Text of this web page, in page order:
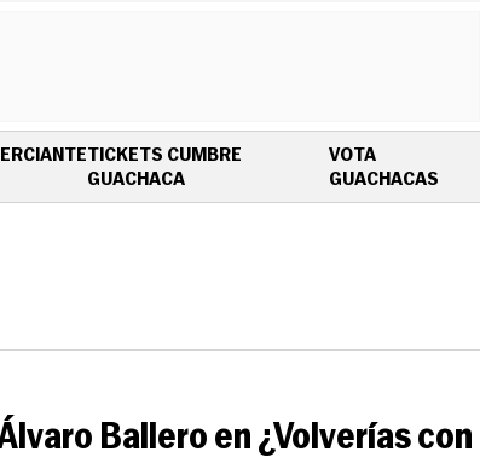
TICKETS CUMBRE
GUACHACAOPENS IN NEW WINDOW
VOTA
GUACHACAS
Ballero en ¿Volverías con